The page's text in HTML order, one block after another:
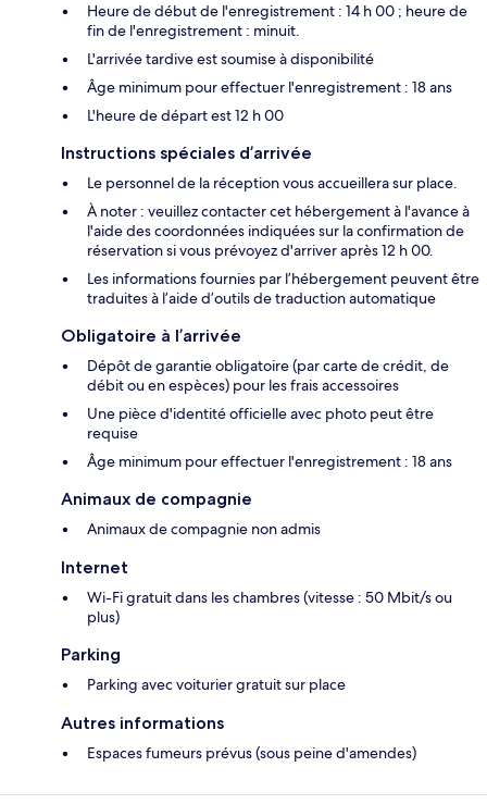
Heure de début de l'enregistrement : 14 h 00 ; heure de
fin de l'enregistrement : minuit.
L'arrivée tardive est soumise à disponibilité
Âge minimum pour effectuer l'enregistrement : 18 ans
L'heure de départ est 12 h 00
Instructions spéciales d’arrivée
Le personnel de la réception vous accueillera sur place.
À noter : veuillez contacter cet hébergement à l'avance à
l'aide des coordonnées indiquées sur la confirmation de
réservation si vous prévoyez d'arriver après 12 h 00.
Les informations fournies par l’hébergement peuvent être
traduites à l’aide d’outils de traduction automatique
Obligatoire à l’arrivée
Dépôt de garantie obligatoire (par carte de crédit, de
débit ou en espèces) pour les frais accessoires
Une pièce d'identité officielle avec photo peut être
requise
Âge minimum pour effectuer l'enregistrement : 18 ans
Animaux de compagnie
Animaux de compagnie non admis
Internet
Wi-Fi gratuit dans les chambres (vitesse : 50 Mbit/s ou
plus)
Parking
Parking avec voiturier gratuit sur place
Autres informations
Espaces fumeurs prévus (sous peine d'amendes)